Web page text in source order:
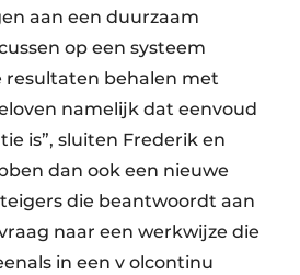
aan een duurzaam
op een systeem
resultaten behalen met
namelijk dat eenvoud
is”, sluiten Frederik en
dan ook een nieuwe
die beantwoordt aan
naar een werkwijze die
in een v olcontinu